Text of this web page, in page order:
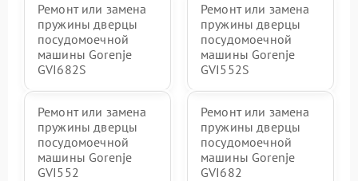
Ремонт или замена
пружины дверцы
посудомоечной
машины Gorenje
GVI682S
Ремонт или замена
пружины дверцы
посудомоечной
машины Gorenje
GVI552S
Ремонт или замена
пружины дверцы
посудомоечной
машины Gorenje
GVI552
Ремонт или замена
пружины дверцы
посудомоечной
машины Gorenje
GVI682